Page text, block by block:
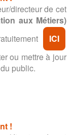
directeur de cet
aux Métiers)
ICI
ou mettre à jour
public.
!